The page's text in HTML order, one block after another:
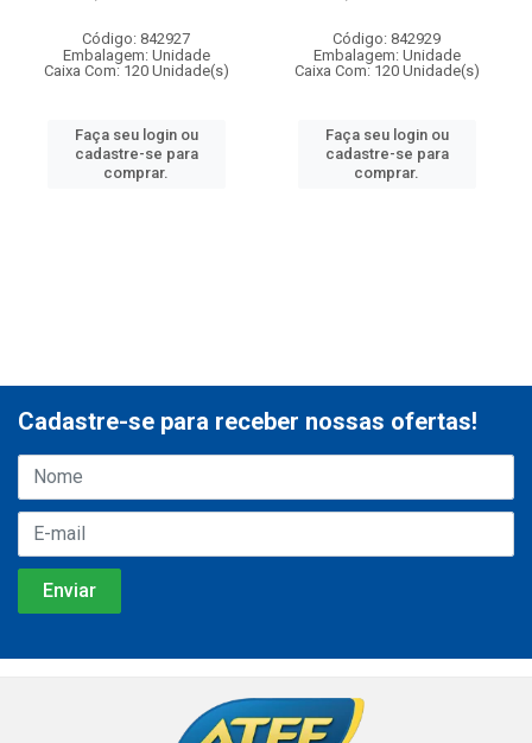
Código: 842927
Embalagem: Unidade
Caixa Com: 120 Unidade(s)
Faça seu login ou
cadastre-se para
comprar.
Código: 842929
Embalagem: Unidade
Caixa Com: 120 Unidade(s)
Faça seu login ou
cadastre-se para
comprar.
Cadastre-se para receber nossas ofertas!